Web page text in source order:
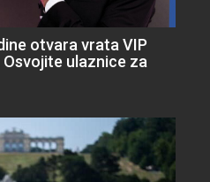
otvara vrata VIP
ulaznice za